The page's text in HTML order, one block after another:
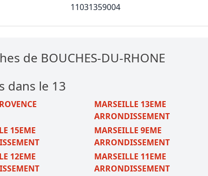
11031359004
de BOUCHES-DU-RHONE
dans le 13
MARSEILLE 13EME
ARRONDISSEMENT
15EME
MARSEILLE 9EME
ARRONDISSEMENT
12EME
MARSEILLE 11EME
ARRONDISSEMENT